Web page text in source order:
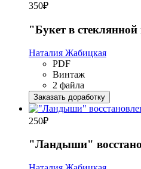
350₽
"Букет в
Наталия Жабицкая
PDF
Винтаж
2 файла
Заказать доработку
250₽
"Ландыши"